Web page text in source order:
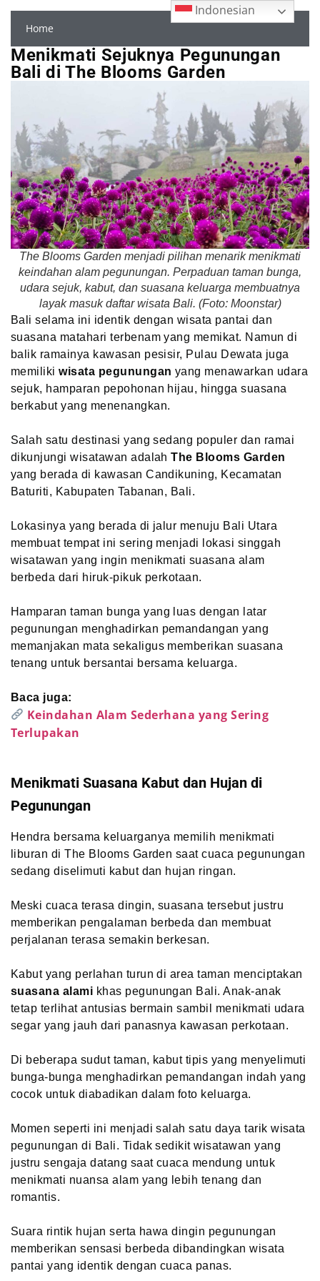
Home
Menikmati Sejuknya Pegunungan
Bali di The Blooms Garden
The Blooms Garden menjadi pilihan menarik menikmati
keindahan alam pegunungan. Perpaduan taman bunga,
udara sejuk, kabut, dan suasana keluarga membuatnya
layak masuk daftar wisata Bali. (Foto: Moonstar)
Bali selama ini identik dengan wisata pantai dan
suasana matahari terbenam yang memikat. Namun di
balik ramainya kawasan pesisir, Pulau Dewata juga
memilikiwisata pegunungan yang menawarkan udara
sejuk, hamparan pepohonan hijau, hingga suasana
berkabut yang menenangkan.
Salah satu destinasi yang sedang populer dan ramai
dikunjungi wisatawan adalahThe Blooms Garden
yang berada di kawasan Candikuning, Kecamatan
Baturiti, Kabupaten Tabanan, Bali.
Lokasinya yang berada di jalur menuju Bali Utara
membuat tempat ini sering menjadi lokasi singgah
wisatawan yang ingin menikmati suasana alam
berbeda dari hiruk-pikuk perkotaan.
Hamparan taman bunga yang luas dengan latar
pegunungan menghadirkan pemandangan yang
memanjakan mata sekaligus memberikan suasana
tenang untuk bersantai bersama keluarga.
Baca juga:
Keindahan Alam Sederhana yang Sering
Terlupakan
Menikmati Suasana Kabut dan Hujan di
Pegunungan
Hendra bersama keluarganya memilih menikmati
liburan di The Blooms Garden saat cuaca pegunungan
sedang diselimuti kabut dan hujan ringan.
Meski cuaca terasa dingin, suasana tersebut justru
memberikan pengalaman berbeda dan membuat
perjalanan terasa semakin berkesan.
Kabut yang perlahan turun di area taman menciptakan
suasana alami khas pegunungan Bali. Anak-anak
tetap terlihat antusias bermain sambil menikmati udara
segar yang jauh dari panasnya kawasan perkotaan.
Di beberapa sudut taman, kabut tipis yang menyelimuti
bunga-bunga menghadirkan pemandangan indah yang
cocok untuk diabadikan dalam foto keluarga.
Momen seperti ini menjadi salah satu daya tarik wisata
pegunungan di Bali. Tidak sedikit wisatawan yang
justru sengaja datang saat cuaca mendung untuk
menikmati nuansa alam yang lebih tenang dan
romantis.
Suara rintik hujan serta hawa dingin pegunungan
memberikan sensasi berbeda dibandingkan wisata
pantai yang identik dengan cuaca panas.
Indonesian